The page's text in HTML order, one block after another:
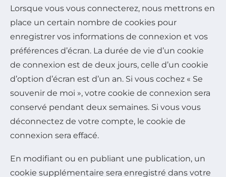
Lorsque vous vous connecterez, nous mettrons en
place un certain nombre de cookies pour
enregistrer vos informations de connexion et vos
préférences d’écran. La durée de vie d’un cookie
de connexion est de deux jours, celle d’un cookie
d’option d’écran est d’un an. Si vous cochez « Se
souvenir de moi », votre cookie de connexion sera
conservé pendant deux semaines. Si vous vous
déconnectez de votre compte, le cookie de
connexion sera effacé.
En modifiant ou en publiant une publication, un
cookie supplémentaire sera enregistré dans votre